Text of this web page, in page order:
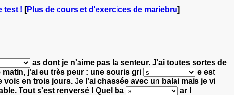
test ! [Plus de cours et d'exercices de mariebru]
as dont je n'aime pas la senteur. J'ai toutes sortes de
matin, j'ai eu très peur : une souris gri
e est
vois en trois jours. Je l'ai chassée avec un balai mais je vi
Tout s'est renversé ! Quel ba ar !